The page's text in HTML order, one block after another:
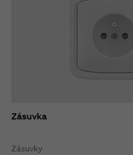
Zásuvka
Zásuvky